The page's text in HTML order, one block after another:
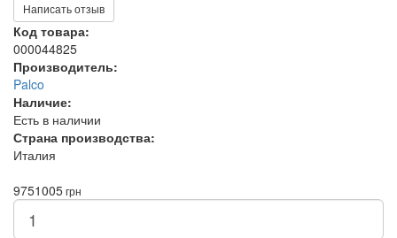
Написать отзыв
Код товара:
000044825
Производитель:
Palco
Наличие:
Есть в наличии
Страна производства:
Италия
9751005грн